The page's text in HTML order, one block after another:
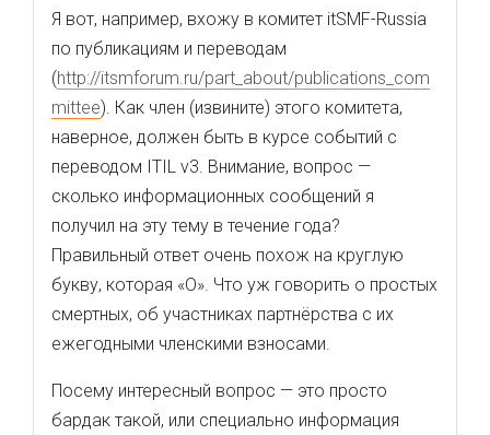
Я вот, например, вхожу в комитет itSMF-Russia
по публикациям и переводам
(http://itsmforum.ru/part_about/publications_com
mittee). Как член (извините) этого комитета,
наверное, должен быть в курсе событий с
переводом ITIL v3. Внимание, вопрос —
сколько информационных сообщений я
получил на эту тему в течение года?
Правильный ответ очень похож на круглую
букву, которая «О». Что уж говорить о простых
смертных, об участниках партнёрства с их
ежегодными членскими взносами.
Посему интересный вопрос — это просто
бардак такой, или специально информация